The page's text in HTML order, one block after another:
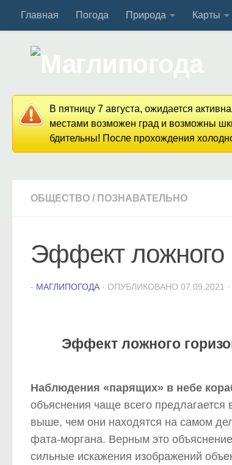
Перейти к содержимому
Главная Погода Природа Карты
В пятницу 7 августа, ожидается
местами возможен град и возможны
бдительны! После прохождения
ОБЩЕСТВО / ПОЗНАВАТЕЛЬНО
Эффект ложного
- МАГЛИПОГОДА · ОПУБЛИКОВАНО 07.09.2021
Эффект ложного
Наблюдения «парящих» в небе
объяснения чаще всего
выше, чем они находятся на самом
фата-моргана. Верным это
сильные искажения изображений